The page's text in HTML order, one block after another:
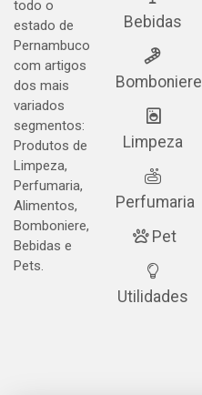
todo o
estado de
Pernambuco
com artigos
dos mais
variados
segmentos:
Produtos de
Limpeza,
Perfumaria,
Alimentos,
Bomboniere,
Bebidas e
Pets.
Bebidas
Bomboniere
Limpeza
Perfumaria
Pet
Utilidades